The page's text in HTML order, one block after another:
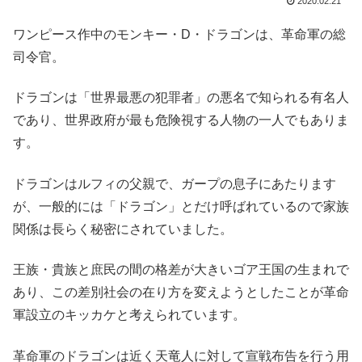
ワンピース作中のモンキー・D・ドラゴンは、革命軍の総
司令官。
ドラゴンは「世界最悪の犯罪者」の悪名で知られる有名人
であり、世界政府が最も危険視する人物の一人でもありま
す。
ドラゴンはルフィの父親で、ガープの息子にあたります
が、一般的には「ドラゴン」とだけ呼ばれているので家族
関係は長らく秘密にされていました。
王族・貴族と庶民の間の格差が大きいゴア王国の生まれで
あり、この差別社会の在り方を変えようとしたことが革命
軍設立のキッカケと考えられています。
革命軍のドラゴンは近く天竜人に対して宣戦布告を行う用